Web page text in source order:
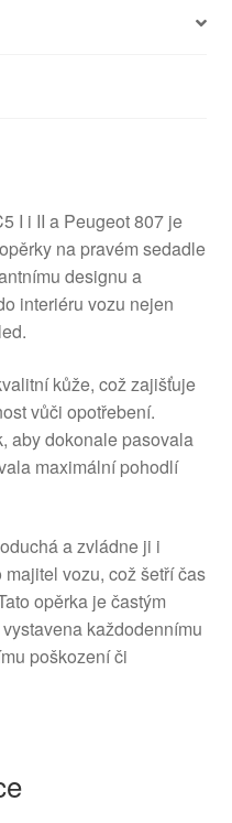
I i II a Peugeot 807 je
na pravém sedadle
designu a
interiéru vozu nejen
kůže, což zajišťuje
vůči opotřebení.
aby dokonale pasovala
maximální pohodlí
a zvládne ji i
vozu, což šetří čas
opěrka je častým
každodennímu
poškození či